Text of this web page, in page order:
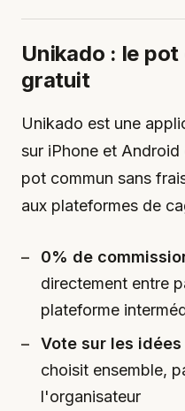
Unikado : le
gratuit
Unikado est une
sur iPhone et
pot commun sans
aux plateformes de
0% de
directement entre
plateforme
Vote sur les
choisit ensemble,
l'organisateur